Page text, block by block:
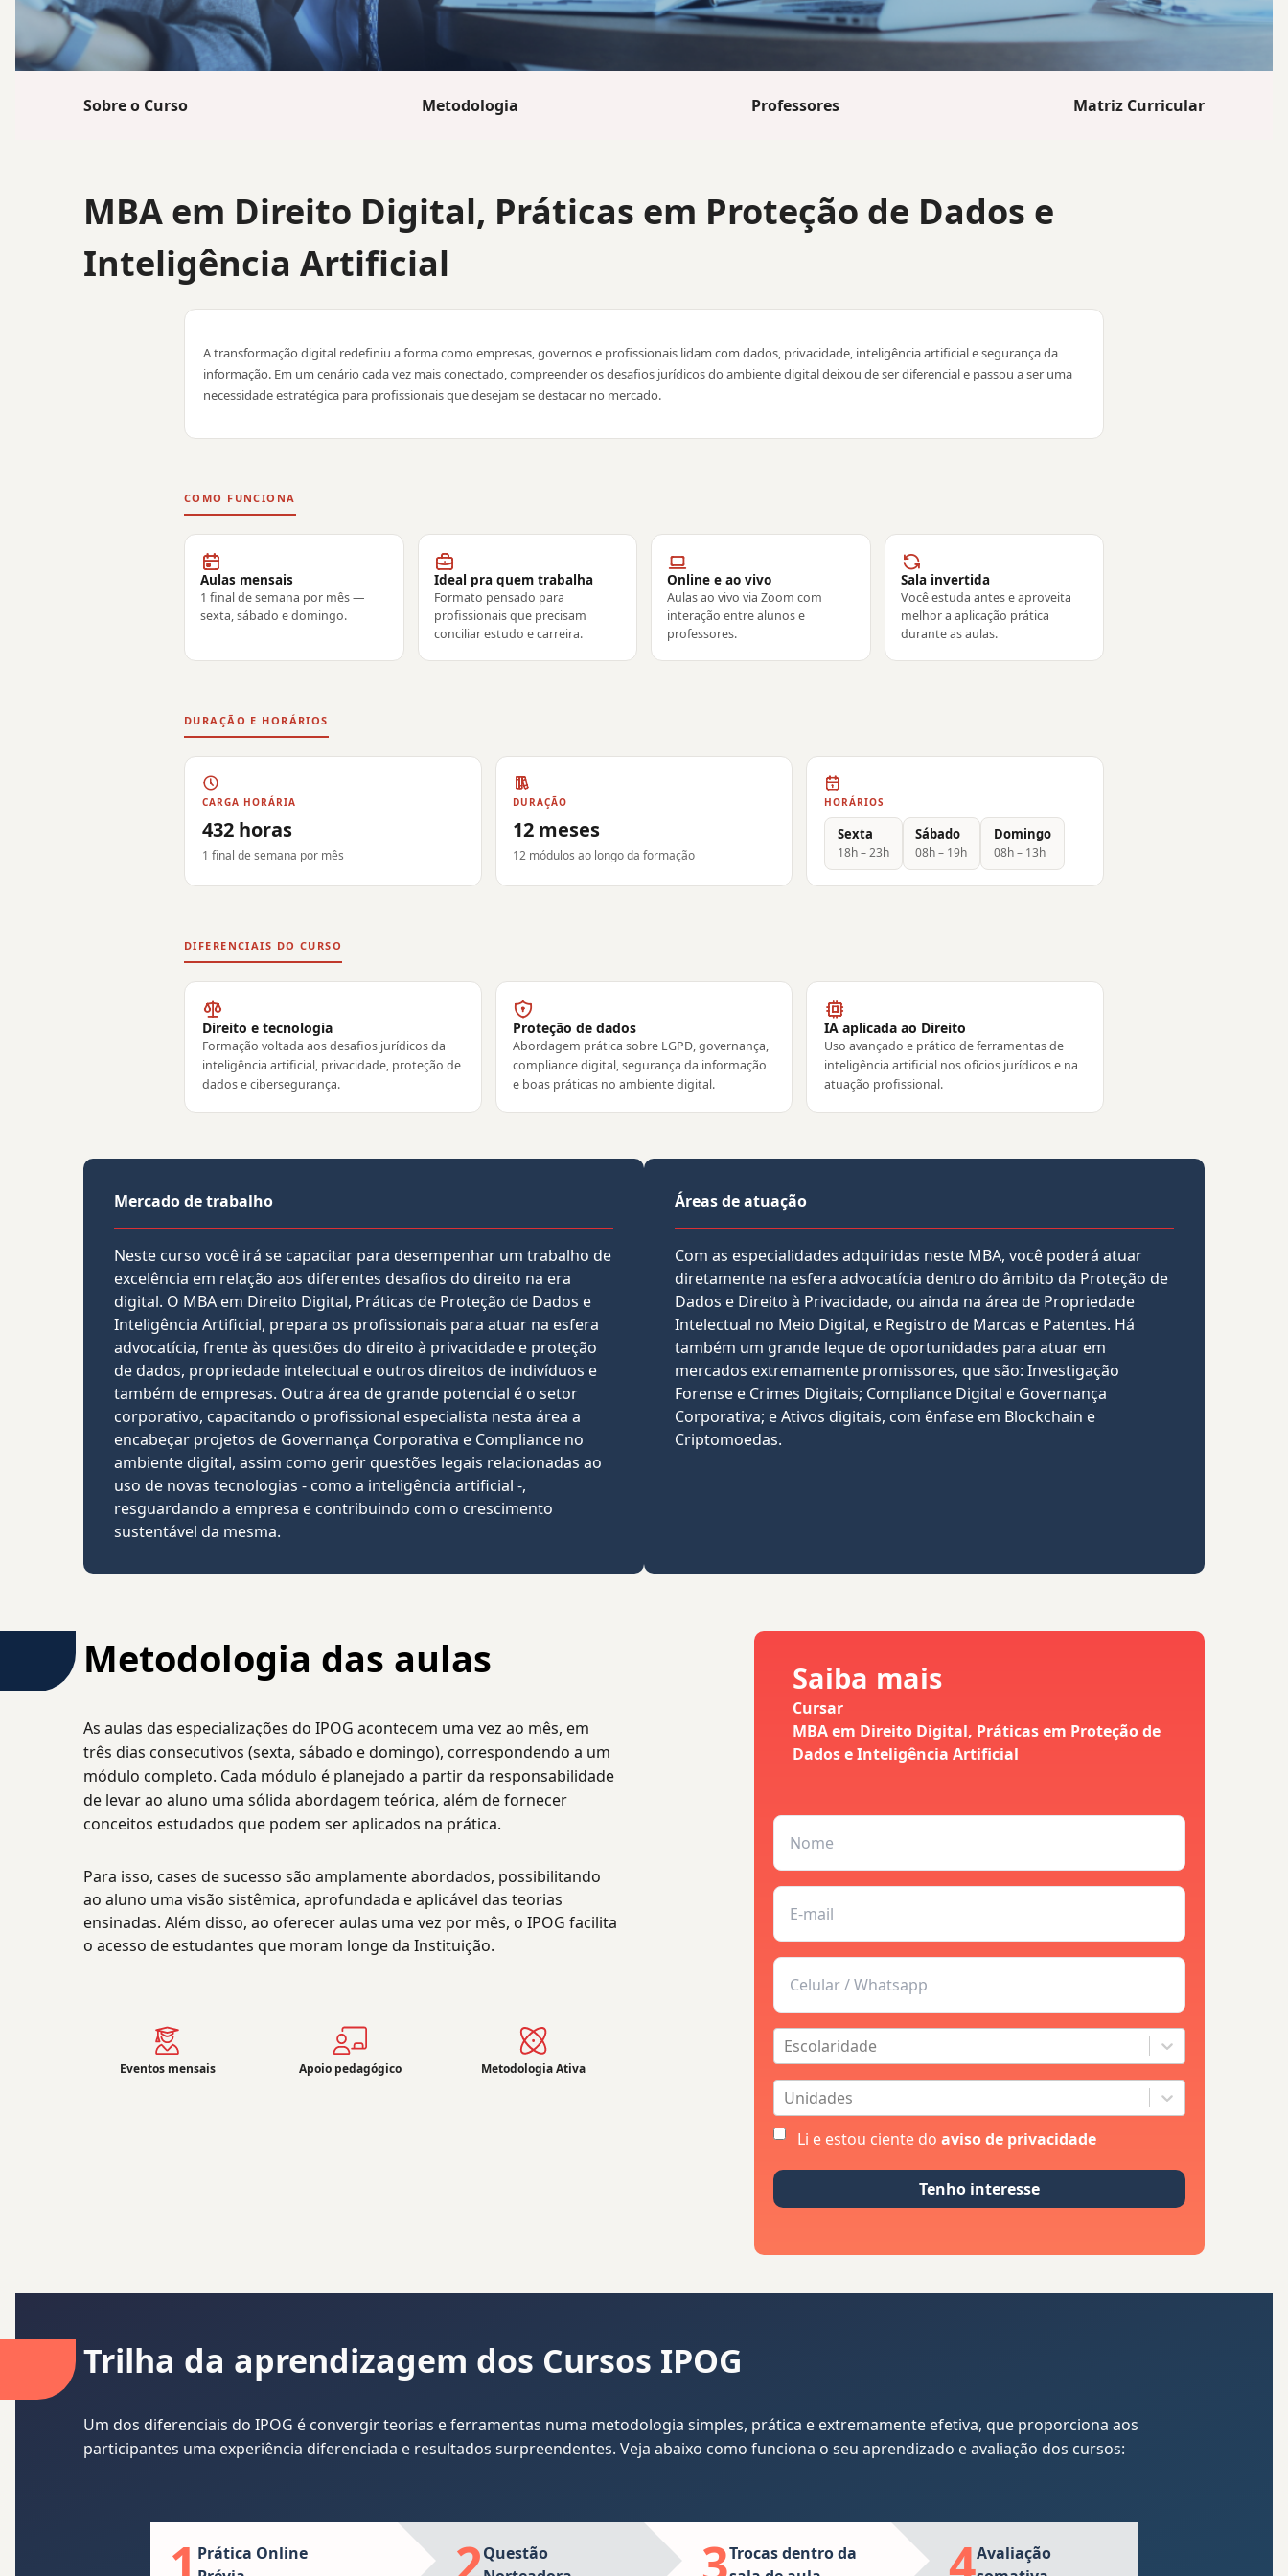
Sobre o Curso Metodologia Professores Matriz Curricular
MBA em Direito Digital, Práticas em Proteção de Dados e
Inteligência Artificial
A transformação digital redefiniu a forma como empresas, governos e profissionais lidam com dados, privacidade, inteligência artificial e segurança da
informação. Em um cenário cada vez mais conectado, compreender os desafios jurídicos do ambiente digital deixou de ser diferencial e passou a ser uma
necessidade estratégica para profissionais que desejam se destacar no mercado.
COMO FUNCIONA
Aulas mensais
1 final de semana por mês —
sexta, sábado e domingo.
Ideal pra quem trabalha
Formato pensado para
profissionais que precisam
conciliar estudo e carreira.
Online e ao vivo
Aulas ao vivo via Zoom com
interação entre alunos e
professores.
Sala invertida
Você estuda antes e aproveita
melhor a aplicação prática
durante as aulas.
DURAÇÃO E HORÁRIOS
CARGA HORÁRIA
432 horas
1 final de semana por mês
DURAÇÃO
12 meses
12 módulos ao longo da formação
HORÁRIOS
Sexta
18h – 23h
Sábado
08h – 19h
Domingo
08h – 13h
DIFERENCIAIS DO CURSO
Direito e tecnologia
Formação voltada aos desafios jurídicos da
inteligência artificial, privacidade, proteção de
dados e cibersegurança.
Proteção de dados
Abordagem prática sobre LGPD, governança,
compliance digital, segurança da informação
e boas práticas no ambiente digital.
IA aplicada ao Direito
Uso avançado e prático de ferramentas de
inteligência artificial nos ofícios jurídicos e na
atuação profissional.
Mercado de trabalho
Neste curso você irá se capacitar para desempenhar um trabalho de
excelência em relação aos diferentes desafios do direito na era
digital. O MBA em Direito Digital, Práticas de Proteção de Dados e
Inteligência Artificial, prepara os profissionais para atuar na esfera
advocatícia, frente às questões do direito à privacidade e proteção
de dados, propriedade intelectual e outros direitos de indivíduos e
também de empresas. Outra área de grande potencial é o setor
corporativo, capacitando o profissional especialista nesta área a
encabeçar projetos de Governança Corporativa e Compliance no
ambiente digital, assim como gerir questões legais relacionadas ao
uso de novas tecnologias - como a inteligência artificial -,
resguardando a empresa e contribuindo com o crescimento
sustentável da mesma.
Áreas de atuação
Com as especialidades adquiridas neste MBA, você poderá atuar
diretamente na esfera advocatícia dentro do âmbito da Proteção de
Dados e Direito à Privacidade, ou ainda na área de Propriedade
Intelectual no Meio Digital, e Registro de Marcas e Patentes. Há
também um grande leque de oportunidades para atuar em
mercados extremamente promissores, que são: Investigação
Forense e Crimes Digitais; Compliance Digital e Governança
Corporativa; e Ativos digitais, com ênfase em Blockchain e
Criptomoedas.
Metodologia das aulas
As aulas das especializações do IPOG acontecem uma vez ao mês, em
três dias consecutivos (sexta, sábado e domingo), correspondendo a um
módulo completo. Cada módulo é planejado a partir da responsabilidade
de levar ao aluno uma sólida abordagem teórica, além de fornecer
conceitos estudados que podem ser aplicados na prática.
Para isso, cases de sucesso são amplamente abordados, possibilitando
ao aluno uma visão sistêmica, aprofundada e aplicável das teorias
ensinadas. Além disso, ao oferecer aulas uma vez por mês, o IPOG facilita
o acesso de estudantes que moram longe da Instituição.
Eventos mensais Apoio pedagógico Metodologia Ativa
Saiba mais
Cursar
MBA em Direito Digital, Práticas em Proteção de
Dados e Inteligência Artificial
Escolaridade
Unidades
Li e estou ciente do aviso de privacidade
Tenho interesse
Trilha da aprendizagem dos Cursos IPOG
Um dos diferenciais do IPOG é convergir teorias e ferramentas numa metodologia simples, prática e extremamente efetiva, que proporciona aos
participantes uma experiência diferenciada e resultados surpreendentes. Veja abaixo como funciona o seu aprendizado e avaliação dos cursos:
Prática Online
Questão
Trocas dentro da
Avaliação